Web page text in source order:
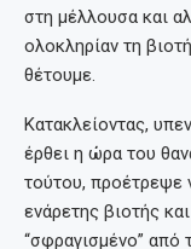
στη μέλλουσα και
ολοκληρίαν τη
θέτουμε.
Κατακλείοντας,
έρθει η ώρα του
τούτου, προέτρεψε
ενάρετης βιοτής
“σφραγισμένο” από